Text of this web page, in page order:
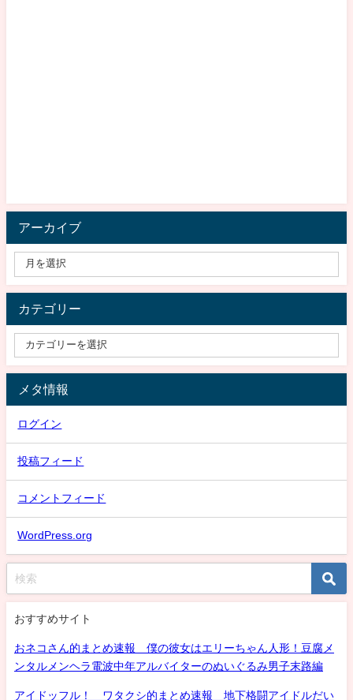
アーカイブ
カテゴリー
メタ情報
ログイン
投稿フィード
コメントフィード
WordPress.org
おすすめサイト
おネコさん的まとめ速報 僕の彼女はエリーちゃん人形！豆腐メ
ンタルメンヘラ電波中年アルバイターのぬいぐるみ男子末路編
アイドッフル！ ワタクシ的まとめ速報 地下格闘アイドルだい